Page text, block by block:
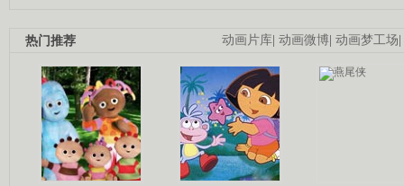
动画片库| 动画微博| 动画梦工场|
热门推荐